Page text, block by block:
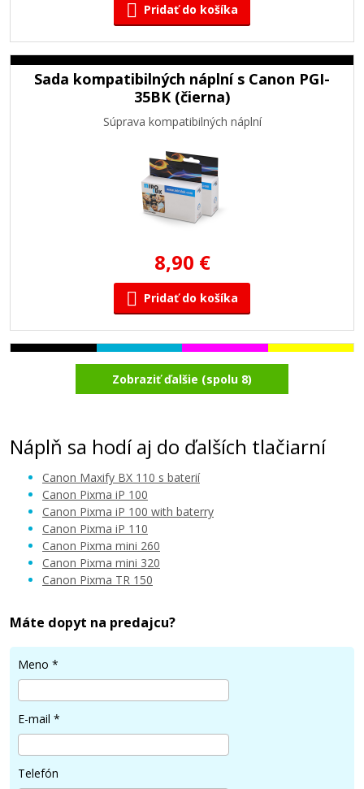
Pridať do košíka
Sada kompatibilných náplní s Canon PGI-
35BK (čierna)
Súprava kompatibilných náplní
8,90 €
Pridať do košíka
Sada kompatibilných náplní s CANON PGI-
35/CLI-36
12,90 €
Pridať do košíka
Sada kompatibilných náplní s Canon CLI-
Súprava kompatibilných náplní
Zobraziť ďalšie (spolu 8)
Náplň sa hodí aj do ďalších tlačiarní
Canon Maxify BX 110 s baterií
Canon Pixma iP 100
Canon Pixma iP 100 with baterry
Canon Pixma iP 110
Canon Pixma mini 260
Canon Pixma mini 320
Canon Pixma TR 150
Máte dopyt na predajcu?
Meno *
E-mail *
Telefón